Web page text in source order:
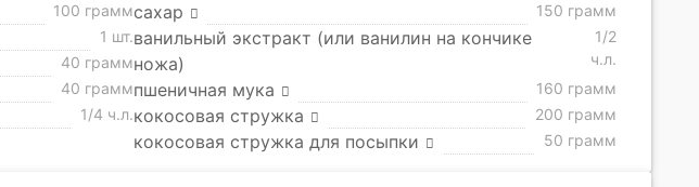
100 грамм
1 шт.
40 грамм
40 грамм
1/4 ч.л.
сахар 150 грамм
ванильный экстракт (или ванилин на кончике
ножа)
1/2
ч.л.
пшеничная мука 160 грамм
кокосовая стружка 200 грамм
кокосовая стружка для посыпки 50 грамм